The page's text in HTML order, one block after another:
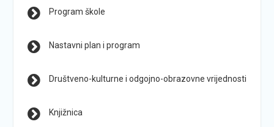
Program škole
Nastavni plan i program
Društveno-kulturne i odgojno-obrazovne vrijednosti
Knjižnica